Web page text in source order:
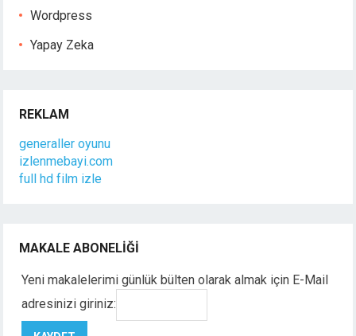
Wordpress
Yapay Zeka
REKLAM
generaller oyunu
izlenmebayi.com
full hd film izle
MAKALE ABONELIĞI
Yeni makalelerimi günlük bülten olarak almak için E-Mail
adresinizi giriniz: